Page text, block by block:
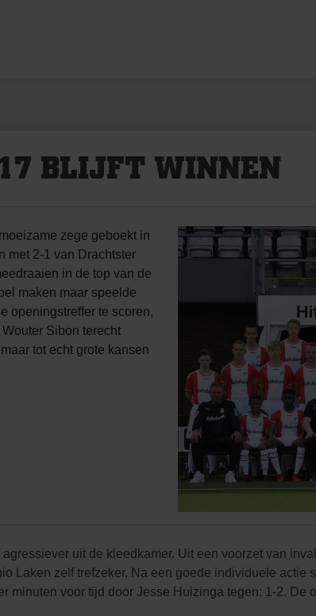
BLIJFT WINNEN
zege geboekt in
met 2-1 van Drachtster
in de top van de
maken maar speelde
openingstreffer te scoren,
Sibon terecht
tot echt grote kansen
uit de kleedkamer. Uit een voorzet van
Laken zelf trefzeker. Na een goede individuele actie
minuten voor tijd door Jesse Huizinga tegen: 1-2. De